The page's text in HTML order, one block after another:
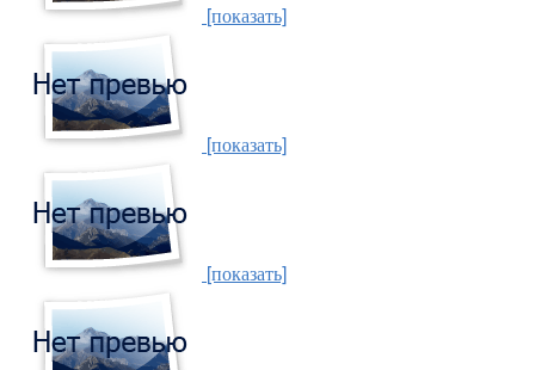
[показать]
[показать]
[показать]